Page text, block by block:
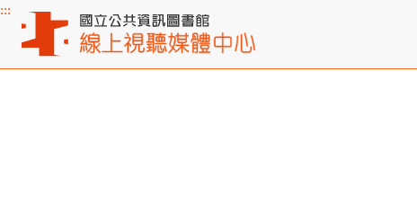
主要內容區塊
:::